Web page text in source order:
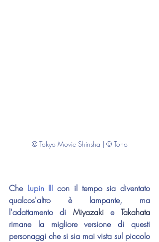
© Tokyo Movie Shinsha | © Toho
Che Lupin III con il tempo sia diventato
qualcos'altro è lampante, ma
l'adattamento di Miyazaki e
rimane la migliore versione di questi
personaggi che si sia mai vista sul piccolo